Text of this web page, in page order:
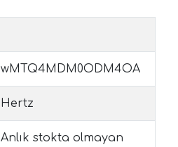
wMTQ4MDM0ODM4OA
Hertz
Anlık stokta olmayan